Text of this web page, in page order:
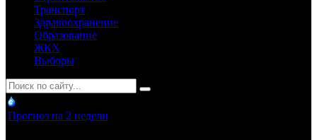
Транспорт
Здравоохранение
Образование
ЖКХ
Выборы
Прогноз на 2 недели